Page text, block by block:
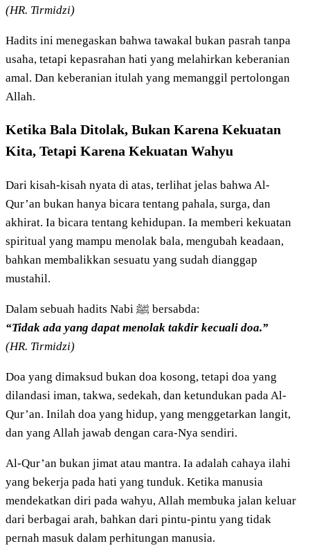
(HR. Tirmidzi)
Hadits ini menegaskan bahwa tawakal bukan pasrah tanpa
usaha, tetapi kepasrahan hati yang melahirkan keberanian
amal. Dan keberanian itulah yang memanggil pertolongan
Allah.
Ketika Bala Ditolak, Bukan Karena Kekuatan
Kita, Tetapi Karena Kekuatan Wahyu
Dari kisah-kisah nyata di atas, terlihat jelas bahwa Al-
Qur’an bukan hanya bicara tentang pahala, surga, dan
akhirat. Ia bicara tentang kehidupan. Ia memberi kekuatan
spiritual yang mampu menolak bala, mengubah keadaan,
bahkan membalikkan sesuatu yang sudah dianggap
mustahil.
Dalam sebuah hadits Nabi ﷺ bersabda:
“Tidak ada yang dapat menolak takdir kecuali doa.”
(HR. Tirmidzi)
Doa yang dimaksud bukan doa kosong, tetapi doa yang
dilandasi iman, takwa, sedekah, dan ketundukan pada Al-
Qur’an. Inilah doa yang hidup, yang menggetarkan langit,
dan yang Allah jawab dengan cara-Nya sendiri.
Al-Qur’an bukan jimat atau mantra. Ia adalah cahaya ilahi
yang bekerja pada hati yang tunduk. Ketika manusia
mendekatkan diri pada wahyu, Allah membuka jalan keluar
dari berbagai arah, bahkan dari pintu-pintu yang tidak
pernah masuk dalam perhitungan manusia.